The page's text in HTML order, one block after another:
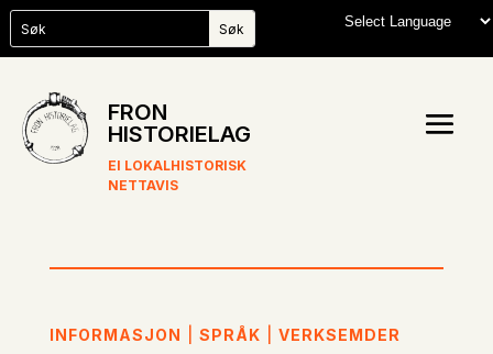
FRON
HISTORIELAG
EI LOKALHISTORISK
NETTAVIS
INFORMASJON SPRÅK VERKSEMDER